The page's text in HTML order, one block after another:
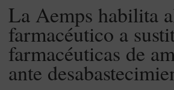
La Aemps habilita
farmacéutico a
farmacéuticas de
ante